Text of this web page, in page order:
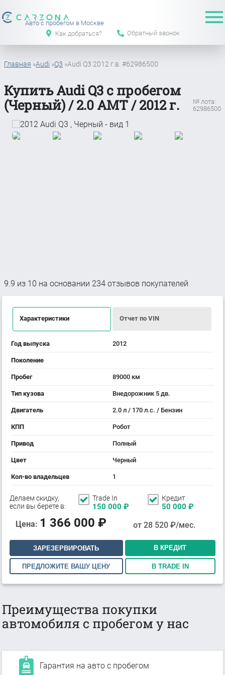
Авто с пробегом в Москве
Как добраться?
Обратный звонок
Главная »Audi »Q3 »Audi Q3 2012 г.в. #62986500
Купить Audi Q3 с пробегом
(Черный) / 2.0 АМТ / 2012 г.
№ лота:
62986500
9.9 из 10 на основании 234 отзывов покупателей
Характеристики Отчет по VIN
Год выпуска 2012
Поколение
Пробег 89000 км
Тип кузова Внедорожник 5 дв.
Двигатель 2.0 л / 170 л.с. / Бензин
КПП Робот
Привод Полный
Цвет Черный
Кол-во владельцев 1
Делаем скидку,
если вы берете в:
Trade In
150 000 ₽
Кредит
50 000 ₽
Цена: 1 366 000 ₽ от 28 520₽/мес.
ЗАРЕЗЕРВИРОВАТЬ В КРЕДИТ
ПРЕДЛОЖИТЕ ВАШУ ЦЕНУ В TRADE IN
Преимущества покупки
автомобиля с пробегом у нас
Гарантия на авто с пробегом